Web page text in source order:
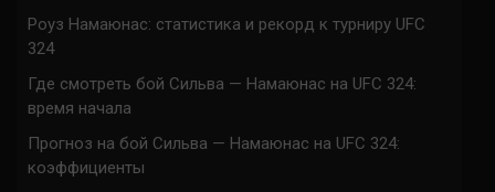
Роуз Намаюнас: статистика и рекорд к турниру UFC
324
Где смотреть бой Сильва — Намаюнас на UFC 324:
время начала
Прогноз на бой Сильва — Намаюнас на UFC 324:
коэффициенты